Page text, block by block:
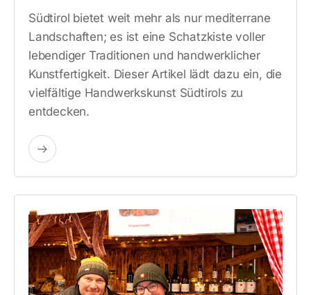
Südtirol bietet weit mehr als nur mediterrane
Landschaften; es ist eine Schatzkiste voller
lebendiger Traditionen und handwerklicher
Kunstfertigkeit. Dieser Artikel lädt dazu ein, die
vielfältige Handwerkskunst Südtirols zu
entdecken.